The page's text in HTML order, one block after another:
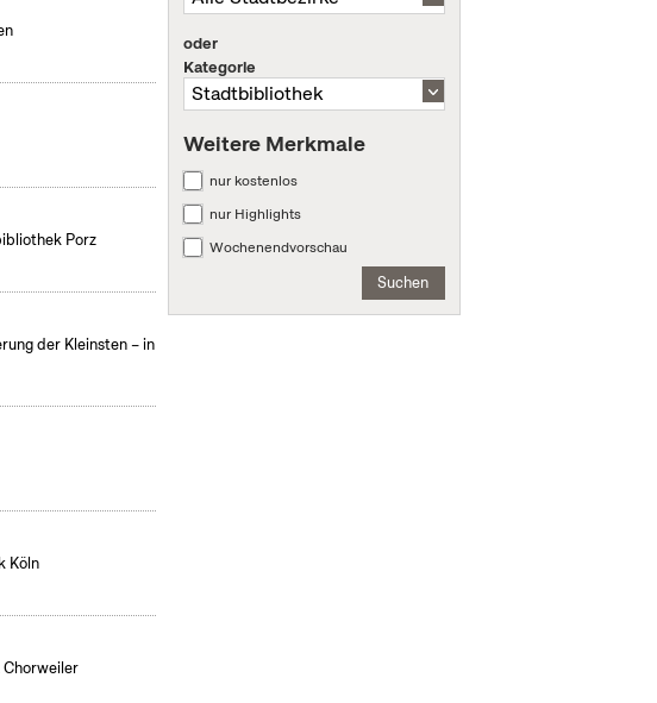
Porz
der Kleinsten – in
Köln
oder
Kategorie
Weitere Merkmale
nur kostenlos
nur Highlights
Wochenendvorschau
Suchen